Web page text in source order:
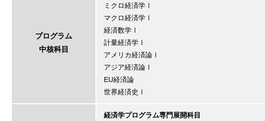
プログラム
中核科目
ミクロ経済学Ⅰ
マクロ経済学Ⅰ
経済数学Ⅰ
計量経済学Ⅰ
アメリカ経済論Ⅰ
アジア経済論Ⅰ
EU経済論
世界経済史Ⅰ
経済学プログラム専門展開科目